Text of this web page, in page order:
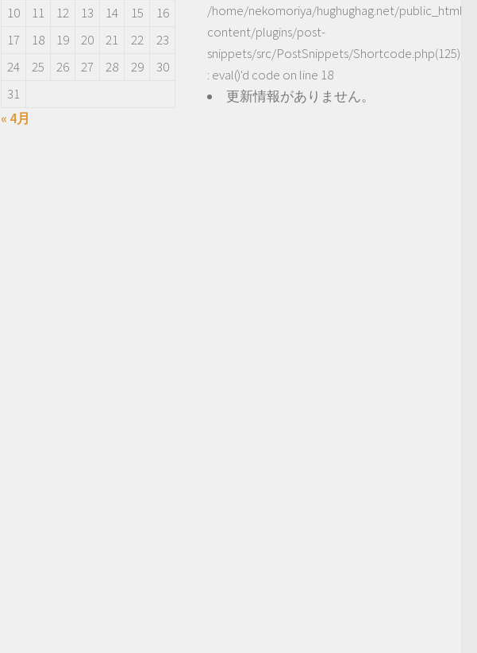
/home/nekomoriya/hughughag.net/public_html/
content/plugins/post-
snippets/src/PostSnippets/Shortcode.php(125)
: eval()'d code on line 18
更新情報がありません。
10
11 12 13 14 15
16
17
18 19 20 21 22
23
24
25 26 27 28 29
30
31
« 4月